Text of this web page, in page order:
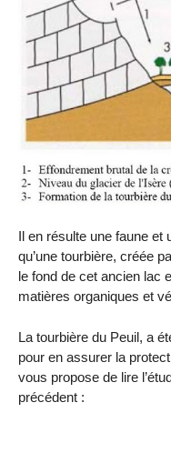
Il en résulte une faune et
qu’une tourbière, créée
le fond de cet ancien lac
matières organiques et
La tourbière du Peuil, a
pour en assurer la
vous propose de lire
précédent :